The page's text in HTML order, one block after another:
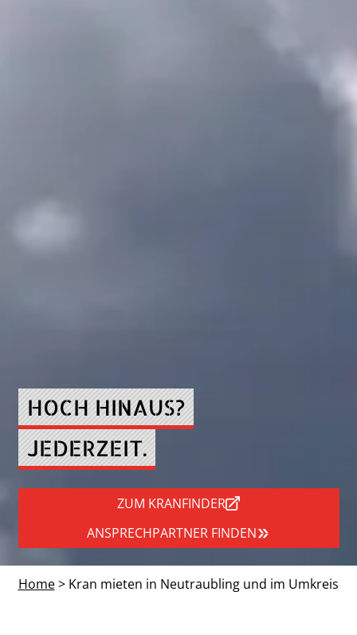
HOCH HINAUS?
JEDERZEIT.
ZUM KRANFINDER
ANSPRECHPARTNER FINDEN
Home> Kran mieten in Neutraubling und im Umkreis